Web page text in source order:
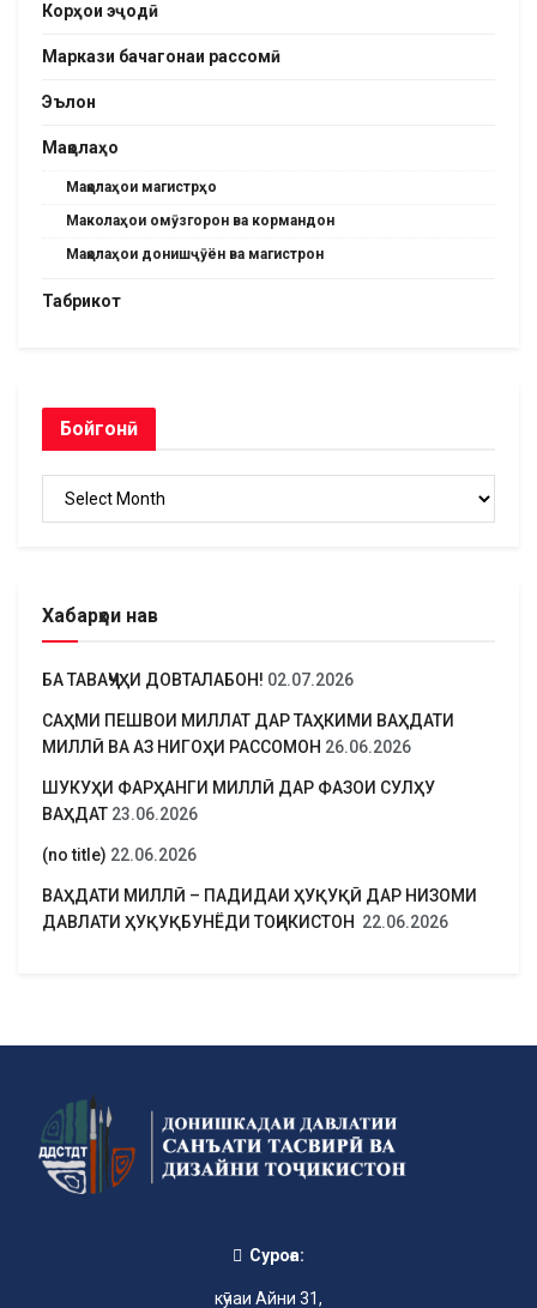
Корҳои эҷодӣ
Маркази бачагонаи рассомӣ
Эълон
Мақолаҳо
Мақолаҳои магистрҳо
Маколаҳои омӯзгорон ва кормандон
Мақолаҳои донишҷӯён ва магистрон
Табрикот
Бойгонӣ
Бойгонӣ
Хабарҳои нав
БА ТАВАҶҶУҲИ ДОВТАЛАБОН! 02.07.2026
САҲМИ ПЕШВОИ МИЛЛАТ ДАР ТАҲКИМИ ВАҲДАТИ
МИЛЛӢ ВА АЗ НИГОҲИ РАССОМОН 26.06.2026
ШУКУҲИ ФАРҲАНГИ МИЛЛӢ ДАР ФАЗОИ СУЛҲУ
ВАҲДАТ 23.06.2026
(no title) 22.06.2026
ВАҲДАТИ МИЛЛӢ – ПАДИДАИ ҲУҚУҚӢ ДАР НИЗОМИ
ДАВЛАТИ ҲУҚУҚБУНЁДИ ТОҶИКИСТОН 22.06.2026
Суроға:
кӯчаи Айни 31,